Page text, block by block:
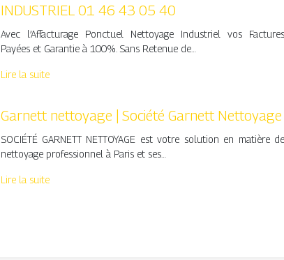
INDUSTRIEL 01 46 43 05 40
Avec l’Affacturage Ponctuel Nettoyage Industriel vos Factures
Payées et Garantie à 100%. Sans Retenue de…
Lire la suite
Garnett nettoyage | Société Garnett Nettoyage
SOCIÉTÉ GARNETT NETTOYAGE est votre solution en matière de
nettoyage professionnel à Paris et ses…
Lire la suite